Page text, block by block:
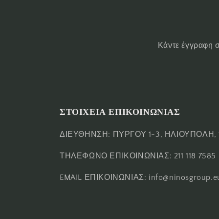
Κάντε έγγραφη
ΣΤΟΙΧΕΙΑ ΕΠΙΚΟΙΝΩΝΙΑΣ
ΔΙΕΥΘΗΝΣΗ: ΠΥΡΓΟΥ 1-3, ΗΛΙΟΥΠΟΛΗ,
ΤΗΛΕΦΩΝΟ ΕΠΙΚΟΙΝΩΝΙΑΣ: 211 118 7585
EMAIL ΕΠΙΚΟΙΝΩΝΙΑΣ: